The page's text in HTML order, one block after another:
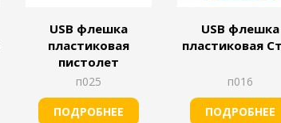
USB флешка
пластиковая
пистолет
п025
ПОДРОБНЕЕ
USB флешка
пластиковая
п016
ПОДРОБНЕЕ